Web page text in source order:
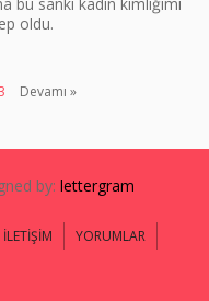
oldu.
Devamı »
by: lettergram
İLETİŞİM
YORUMLAR